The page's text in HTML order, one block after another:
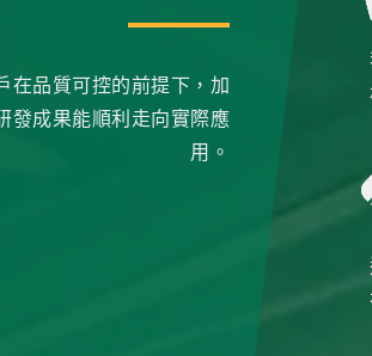
在品質可控的前提下，加
發成果能順利走向實際應
用。